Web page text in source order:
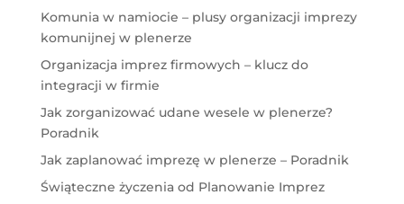
Komunia w namiocie – plusy organizacji imprezy
komunijnej w plenerze
Organizacja imprez firmowych – klucz do
integracji w firmie
Jak zorganizować udane wesele w plenerze?
Poradnik
Jak zaplanować imprezę w plenerze – Poradnik
Świąteczne życzenia od Planowanie Imprez